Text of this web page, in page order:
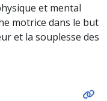
et mental
motrice dans le but
et la souplesse des